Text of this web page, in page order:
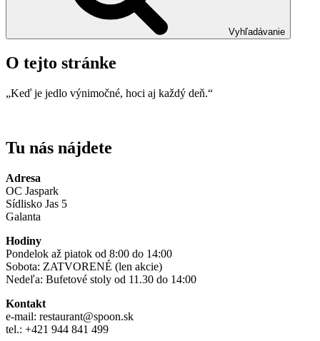
Vyhľadávanie
O tejto stránke
„Keď je jedlo výnimočné, hoci aj každý deň.“
Tu nás nájdete
Adresa
OC Jaspark
Sídlisko Jas 5
Galanta
Hodiny
Pondelok až piatok od 8:00 do 14:00
Sobota: ZATVORENÉ (len akcie)
Nedeľa: Bufetové stoly od 11.30 do 14:00
Kontakt
e-mail: restaurant@spoon.sk
tel.: +421 944 841 499